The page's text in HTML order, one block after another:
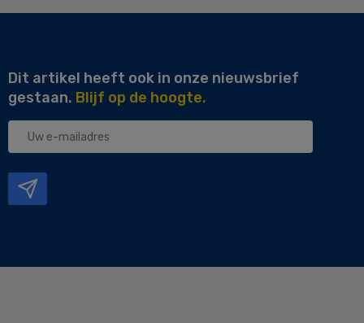
Dit artikel heeft ook in onze nieuwsbrief
gestaan. Blijf op de hoogte.
Uw